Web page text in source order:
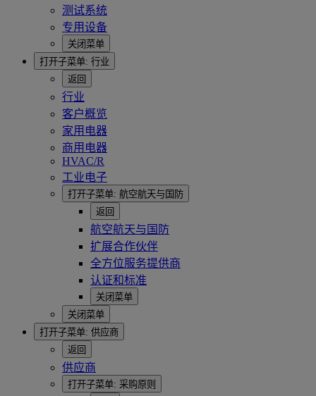
测试系统
专用设备
关闭菜单
打开子菜单: 行业
返回
行业
客户概览
家用电器
商用电器
HVAC/R
工业电子
打开子菜单: 航空航天与国防
返回
航空航天与国防
扩展合作伙伴
全方位服务提供商
认证和标准
关闭菜单
关闭菜单
打开子菜单: 供应商
返回
供应商
打开子菜单: 采购原则